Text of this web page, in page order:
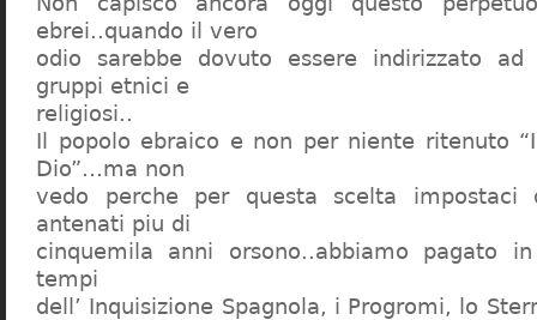
ebrei..quando il vero
odio sarebbe dovuto essere indirizzato
gruppi etnici e
religiosi..
Il popolo ebraico e non per niente ritenuto
Dio”…ma non
vedo perche per questa scelta
antenati piu di
cinquemila anni orsono..abbiamo pagato
tempi
dell’ Inquisizione Spagnola, i Progromi, lo